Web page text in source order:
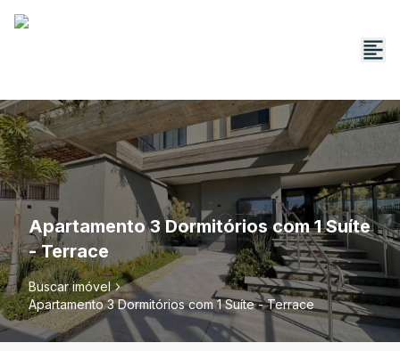
Apartamento 3 Dormitórios com 1 Suíte
- Terrace
Buscar imóvel
Apartamento 3 Dormitórios com 1 Suíte - Terrace